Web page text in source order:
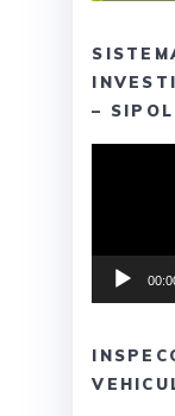
– SIPOL